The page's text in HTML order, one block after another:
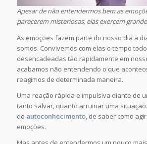
Apesar de não entendermos bem as
parecerem misteriosas, elas exercem
As emoções fazem parte do nosso dia a
somos. Convivemos com elas o tempo
desencadeadas tão rapidamente em
acabamos não entendendo o que
reagimos de determinada maneira.
Uma reação rápida e impulsiva diante de
tanto salvar, quanto arruinar uma
do autoconhecimento, de saber como
emoções.